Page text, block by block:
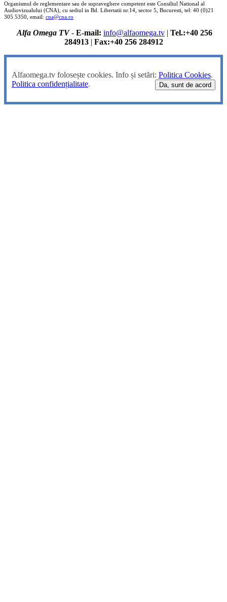
Organismul de reglementare sau de supraveghere competent este Consiliul National al
Audiovizualului (CNA), cu sediul in Bd. Libertatii nr.14, sector 5, Bucuresti, tel: 40 (0)21
305 5350, email: cna@cna.ro
Alfa Omega TV- E-mail: info@alfaomega.tv | Tel.:+40 256
284913| Fax:+40 256 284912
Alfaomega.tv folosește cookies. Info și setări: Politica Cookies.
Politica confidențialitate. Da, sunt de acord